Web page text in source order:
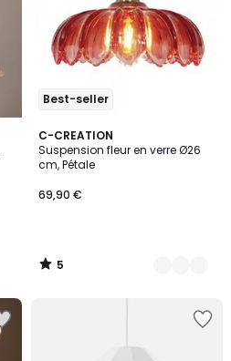
Best-seller
C-CREATION
Suspension fleur en verre Ø26
cm, Pétale
69,90 €
5
/
5
6
Couleurs
5
/